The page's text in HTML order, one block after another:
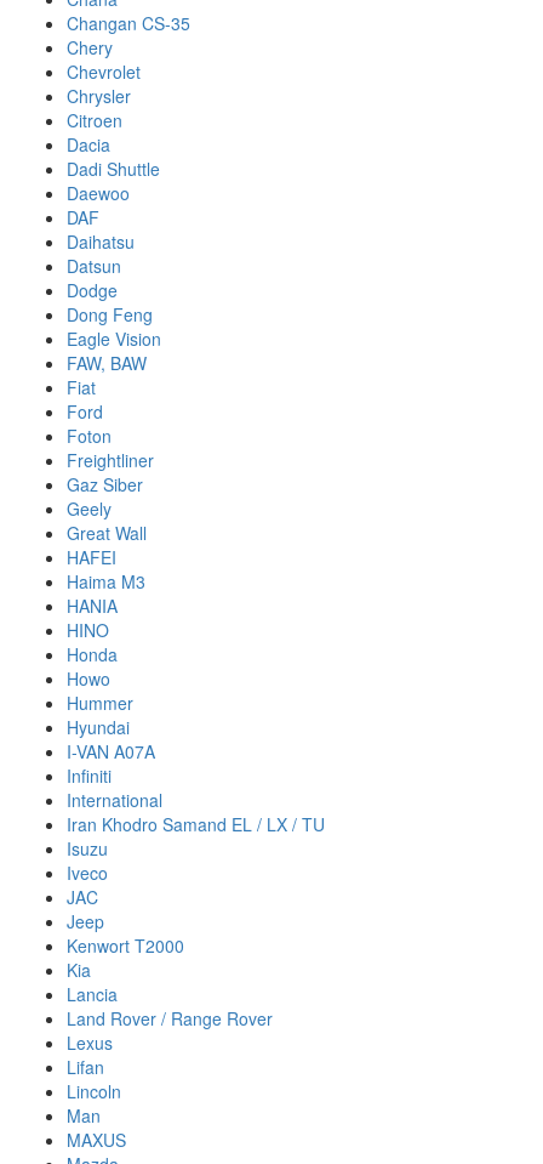
Changan CS-35
Chery
Chevrolet
Chrysler
Citroen
Dacia
Dadi Shuttle
Daewoo
DAF
Daihatsu
Datsun
Dodge
Dong Feng
Eagle Vision
FAW, BAW
Fiat
Ford
Foton
Freightliner
Gaz Siber
Geely
Great Wall
HAFEI
Haima M3
HANIA
HINO
Honda
Howo
Hummer
Hyundai
I-VAN A07A
Infiniti
International
Iran Khodro Samand EL / LX / TU
Isuzu
Iveco
JAC
Jeep
Kenwort T2000
Kia
Lancia
Land Rover / Range Rover
Lexus
Lifan
Lincoln
Man
MAXUS